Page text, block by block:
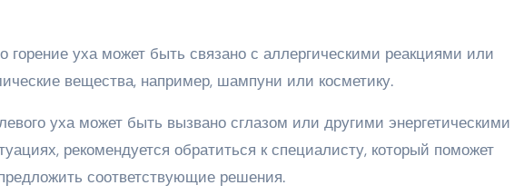
горение уха может быть связано с аллергическими реакциями или
вещества, например, шампуни или косметику.
уха может быть вызвано сглазом или другими энергетическими
рекомендуется обратиться к специалисту, который поможет
соответствующие решения.